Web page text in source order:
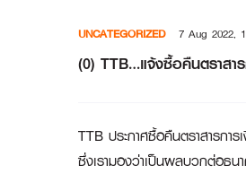
UNCATEGORIZED 7 Aug 2022,
(0) TTB…แจ้งซื้อคืนตราสา
TTB ประกาศซื้อคืนตราสารก
ซึ่งเรามองว่าเป็นผลบวกต่อธน